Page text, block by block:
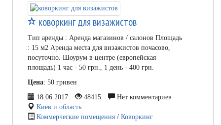
коворкинг для визажистов
Тип аренды : Аренда магазинов / салонов Площадь
: 15 м2 Аренда места для визажистов почасово,
посуточно. Шоурум в центре (европейская
площадь) 1 час - 50 грн., 1 день - 400 грн.
Цена: 50 гривен
18.06.2017
48415
Нет комментариев
Киев и область
Коммерческие помещения / Коворкинг